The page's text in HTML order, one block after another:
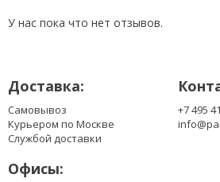
LP101WSA(TL)(B2)
LP101WSA(TL)(N2)
LP101WSA(TL)(P1)
LTN101NT02-001
У нас пока что нет отзывов.
Доставка:
Самовывоз
Курьером по Москве
Службой доставки
+7 495
Офисы: